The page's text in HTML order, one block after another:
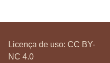
Licença de uso: CC BY-
NC 4.0